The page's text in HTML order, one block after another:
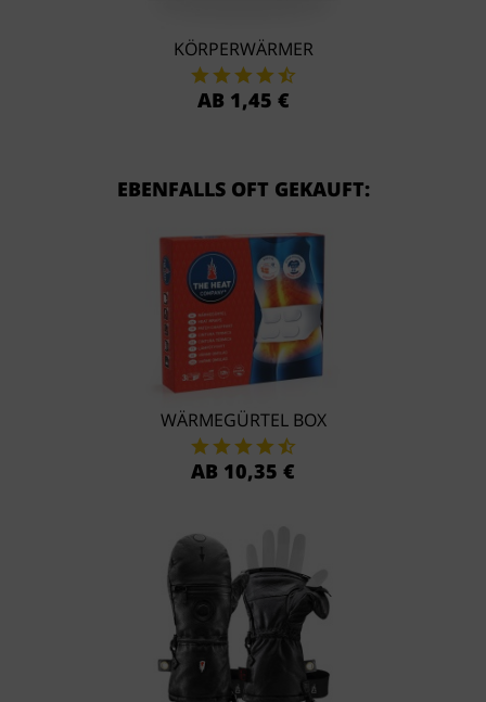
KÖRPERWÄRMER
AB 1,45 €
EBENFALLS OFT GEKAUFT:
WÄRMEGÜRTEL BOX
AB 10,35 €